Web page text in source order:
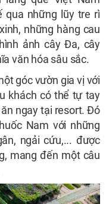
qua những lũy tre rì
những hàng cau
ảnh cây Đa, cây
văn hóa sâu sắc.
góc vườn gia vị với
khách có thể tự tay
ngay tại resort. Đó
Nam với những
ngải cứu,... được
mang đến một câu